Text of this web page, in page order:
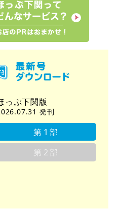
っぷ下関版
発刊
第1部
第2部